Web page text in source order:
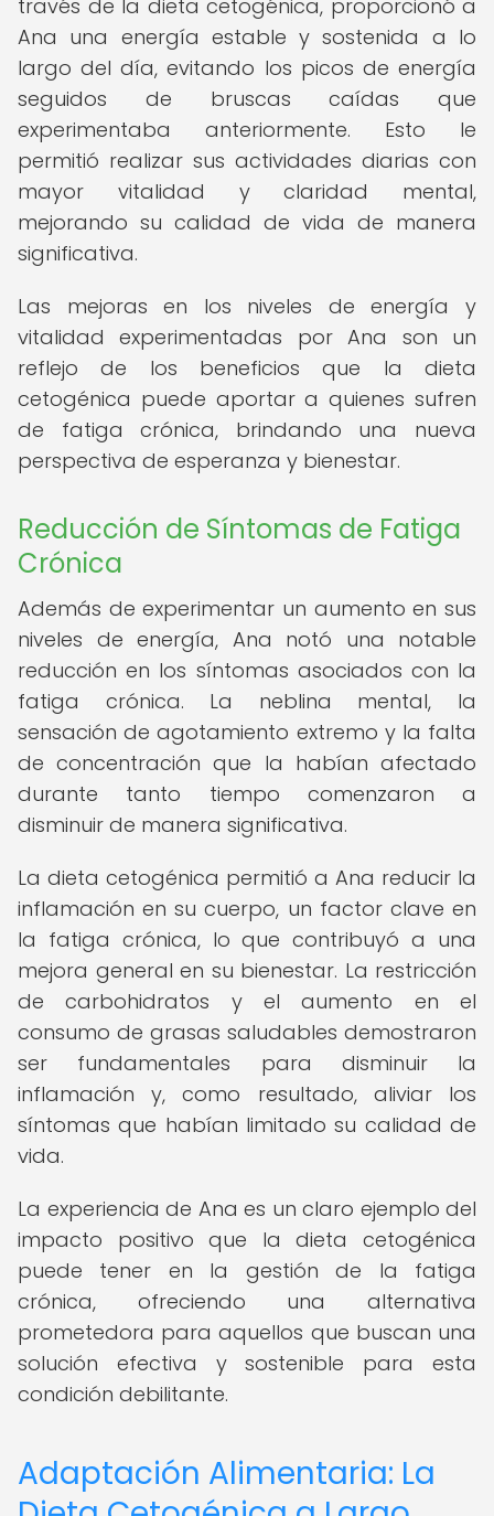
través de la dieta cetogénica, proporcionó a
Ana una energía estable y sostenida a lo
largo del día, evitando los picos de energía
seguidos de bruscas caídas que
experimentaba anteriormente. Esto le
permitió realizar sus actividades diarias con
mayor vitalidad y claridad mental,
mejorando su calidad de vida de manera
significativa.
Las mejoras en los niveles de energía y
vitalidad experimentadas por Ana son un
reflejo de los beneficios que la dieta
cetogénica puede aportar a quienes sufren
de fatiga crónica, brindando una nueva
perspectiva de esperanza y bienestar.
Reducción de Síntomas de Fatiga
Crónica
Además de experimentar un aumento en sus
niveles de energía, Ana notó una notable
reducción en los síntomas asociados con la
fatiga crónica. La neblina mental, la
sensación de agotamiento extremo y la falta
de concentración que la habían afectado
durante tanto tiempo comenzaron a
disminuir de manera significativa.
La dieta cetogénica permitió a Ana reducir la
inflamación en su cuerpo, un factor clave en
la fatiga crónica, lo que contribuyó a una
mejora general en su bienestar. La restricción
de carbohidratos y el aumento en el
consumo de grasas saludables demostraron
ser fundamentales para disminuir la
inflamación y, como resultado, aliviar los
síntomas que habían limitado su calidad de
vida.
La experiencia de Ana es un claro ejemplo del
impacto positivo que la dieta cetogénica
puede tener en la gestión de la fatiga
crónica, ofreciendo una alternativa
prometedora para aquellos que buscan una
solución efectiva y sostenible para esta
condición debilitante.
Adaptación Alimentaria: La